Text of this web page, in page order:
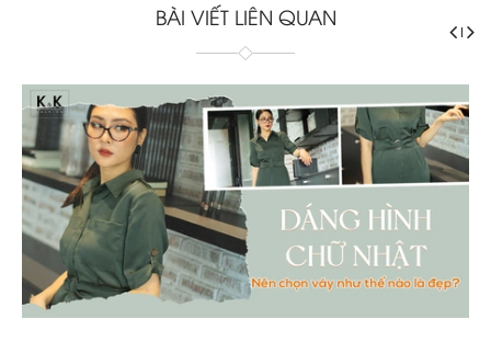
BÀI VIẾT LIÊN QUAN